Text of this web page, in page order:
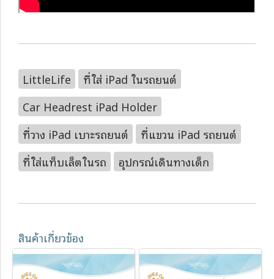
LittleLife
ที่ใส่ iPad ในรถยนต์
Car Headrest iPad Holder
ที่วาง iPad เบาะรถยนต์
ที่แขวน iPad รถยนต์
ที่ใส่แท็บเล็ตในรถ
อุปกรณ์เดินทางเด็ก
สินค้าเกี่ยวข้อง